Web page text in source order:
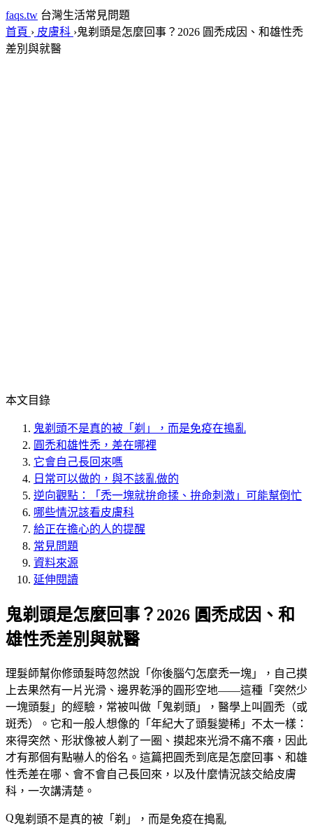
faqs.tw 台灣生活常見問題
首頁 › 皮膚科 ›鬼剃頭是怎麼回事？2026 圓禿成因、和雄性禿
差別與就醫
本文目錄
鬼剃頭不是真的被「剃」，而是免疫在搗亂
圓禿和雄性禿，差在哪裡
它會自己長回來嗎
日常可以做的，與不該亂做的
逆向觀點：「禿一塊就拚命揉、拚命刺激」可能幫倒忙
哪些情況該看皮膚科
給正在擔心的人的提醒
常見問題
資料來源
延伸閱讀
鬼剃頭是怎麼回事？2026 圓禿成因、和
雄性禿差別與就醫
理髮師幫你修頭髮時忽然說「你後腦勺怎麼禿一塊」，自己摸
上去果然有一片光滑、邊界乾淨的圓形空地——這種「突然少
一塊頭髮」的經驗，常被叫做「鬼剃頭」，醫學上叫圓禿（或
斑禿）。它和一般人想像的「年紀大了頭髮變稀」不太一樣：
來得突然、形狀像被人剃了一圈、摸起來光滑不痛不癢，因此
才有那個有點嚇人的俗名。這篇把圓禿到底是怎麼回事、和雄
性禿差在哪、會不會自己長回來，以及什麼情況該交給皮膚
科，一次講清楚。
鬼剃頭不是真的被「剃」，而是免疫在搗亂